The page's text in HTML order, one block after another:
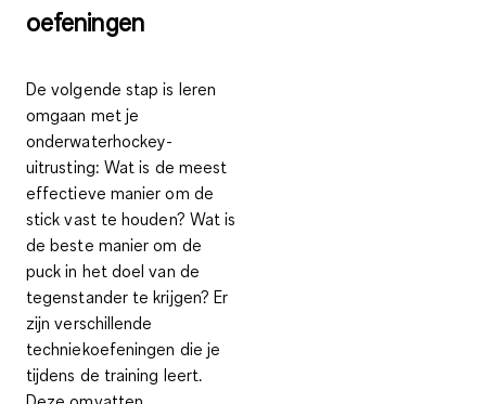
oefeningen
De volgende stap is leren
omgaan met je
onderwaterhockey-
uitrusting: Wat is de meest
effectieve manier om de
stick vast te houden? Wat is
de beste manier om de
puck in het doel van de
tegenstander te krijgen? Er
zijn verschillende
techniekoefeningen die je
tijdens de training leert.